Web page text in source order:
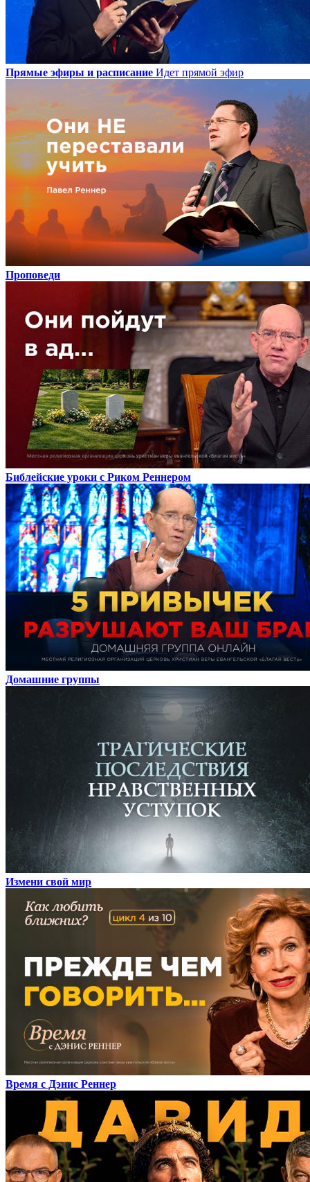
Прямые эфиры и расписание Идет прямой эфир
Проповеди
Библейские уроки с Риком Реннером
Домашние группы
Измени свой мир
Время с Дэнис Реннер